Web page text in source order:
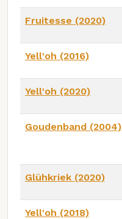
Fruitesse (2020)
Yell'oh (2016)
Yell'oh (2020)
Goudenband (2004)
Glühkriek (2020)
Yell'oh (2018)